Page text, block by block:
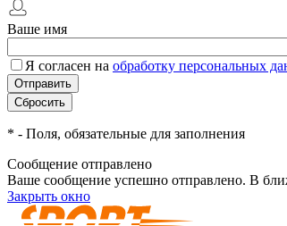
Ваше имя
Я согласен на обработку персональных
* - Поля, обязательные для заполнения
Сообщение отправлено
Ваше сообщение успешно отправлено. В
Закрыть окно